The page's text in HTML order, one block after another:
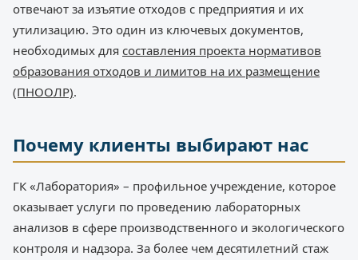
отвечают за изъятие отходов с предприятия и их
утилизацию. Это один из ключевых документов,
необходимых для составления проекта нормативов
образования отходов и лимитов на их размещение
(ПНООЛР).
Почему клиенты выбирают нас
ГК «Лаборатория» – профильное учреждение, которое
оказывает услуги по проведению лабораторных
анализов в сфере производственного и экологического
контроля и надзора. За более чем десятилетний стаж